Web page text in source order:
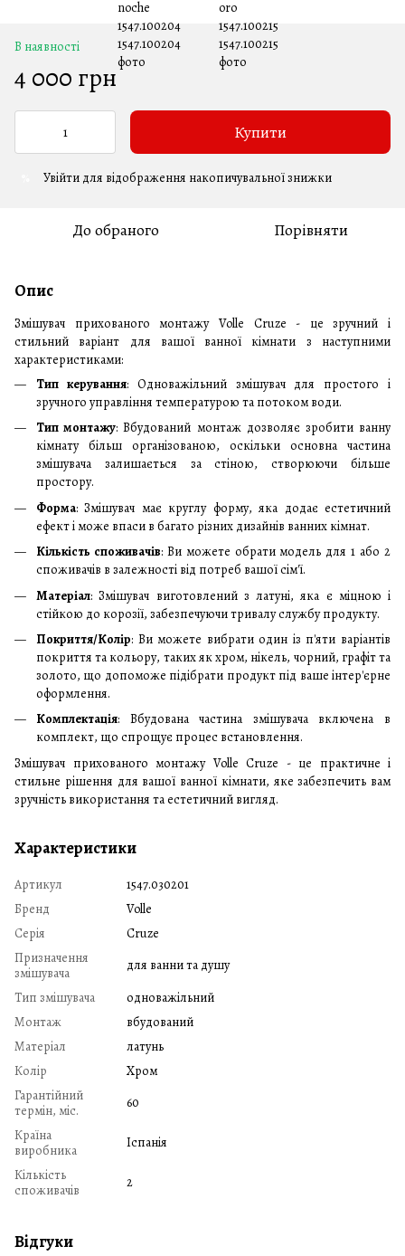
В наявності
4 000 грн
Купити
Увійти для відображення накопичувальної знижки
До обраного Порівняти
Опис
Змішувач прихованого монтажу Volle Cruze - це зручний і
стильний варіант для вашої ванної кімнати з наступними
характеристиками:
Тип керування: Одноважільний змішувач для простого і
зручного управління температурою та потоком води.
Тип монтажу: Вбудований монтаж дозволяє зробити ванну
кімнату більш організованою, оскільки основна частина
змішувача залишається за стіною, створюючи більше
простору.
Форма: Змішувач має круглу форму, яка додає естетичний
ефект і може впаси в багато різних дизайнів ванних кімнат.
Кількість споживачів: Ви можете обрати модель для 1 або 2
споживачів в залежності від потреб вашої сім'ї.
Матеріал: Змішувач виготовлений з латуні, яка є міцною і
стійкою до корозії, забезпечуючи тривалу службу продукту.
Покриття/Колір: Ви можете вибрати один із п'яти варіантів
покриття та кольору, таких як хром, нікель, чорний, графіт та
золото, що допоможе підібрати продукт під ваше інтер'єрне
оформлення.
Комплектація: Вбудована частина змішувача включена в
комплект, що спрощує процес встановлення.
Змішувач прихованого монтажу Volle Cruze - це практичне і
стильне рішення для вашої ванної кімнати, яке забезпечить вам
зручність використання та естетичний вигляд.
Характеристики
Артикул
1547.030201
Бренд
Volle
Серія
Cruze
Призначення
змішувача
для ванни та душу
Тип змішувача
одноважільний
Монтаж
вбудований
Матеріал
латунь
Колір
Хром
Гарантійний
термін, міс.
60
Країна
виробника
Іспанія
Кількість
споживачів
2
Відгуки